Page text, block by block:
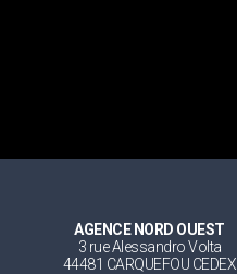
AGENCE NORD OUEST
3 rue Alessandro Volta
44481 CARQUEFOU CEDEX